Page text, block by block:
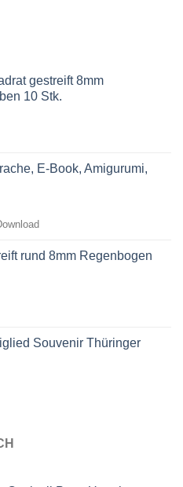
gestreift 8mm
10 Stk.
E-Book, Amigurumi,
rund 8mm Regenbogen
Souvenir Thüringer